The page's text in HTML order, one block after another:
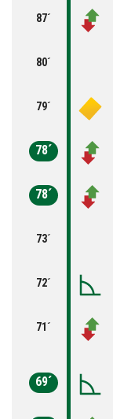
87´
80´
79´
78´
78´
73´
72´
71´
69´